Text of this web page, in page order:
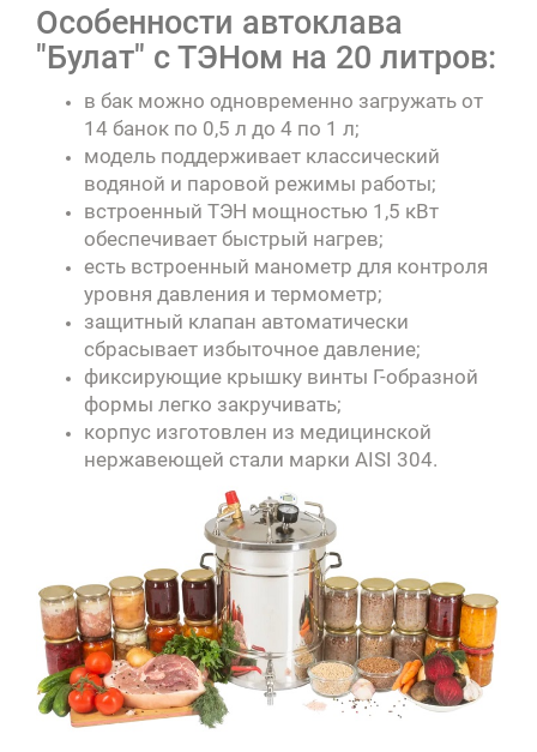
Особенности автоклава
"Булат" с ТЭНом на 20 литров:
в бак можно одновременно загружать от
14 банок по 0,5 л до 4 по 1 л;
модель поддерживает классический
водяной и паровой режимы работы;
встроенный ТЭН мощностью 1,5 кВт
обеспечивает быстрый нагрев;
есть встроенный манометр для контроля
уровня давления и термометр;
защитный клапан автоматически
сбрасывает избыточное давление;
фиксирующие крышку винты Г-образной
формы легко закручивать;
корпус изготовлен из медицинской
нержавеющей стали марки AISI 304.